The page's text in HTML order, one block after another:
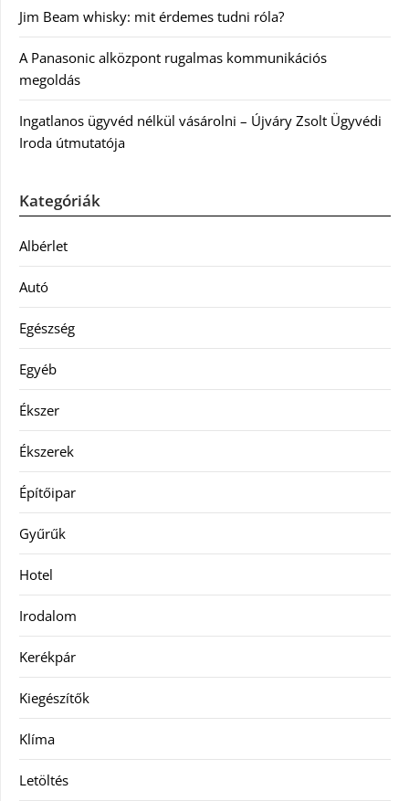
Jim Beam whisky: mit érdemes tudni róla?
A Panasonic alközpont rugalmas kommunikációs
megoldás
Ingatlanos ügyvéd nélkül vásárolni – Újváry Zsolt Ügyvédi
Iroda útmutatója
Kategóriák
Albérlet
Autó
Egészség
Egyéb
Ékszer
Ékszerek
Építőipar
Gyűrűk
Hotel
Irodalom
Kerékpár
Kiegészítők
Klíma
Letöltés